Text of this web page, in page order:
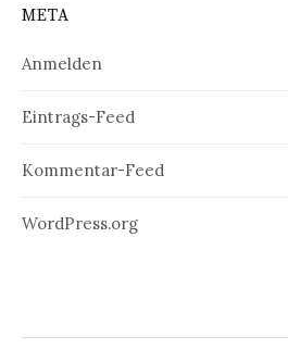
META
Anmelden
Eintrags-Feed
Kommentar-Feed
WordPress.org